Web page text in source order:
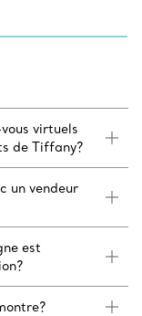
virtuels
de Tiffany?
un vendeur
est